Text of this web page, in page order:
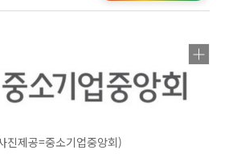
제공=중소기업중앙회)